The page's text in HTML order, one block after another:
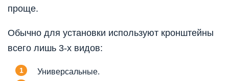
проще.
Обычно для установки используют кронштейны
всего лишь 3-х видов:
Универсальные.